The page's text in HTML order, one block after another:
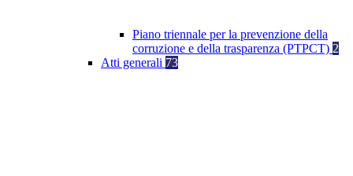
Piano triennale per la prevenzione della
corruzione e della trasparenza (PTPCT) 2
Atti generali 73